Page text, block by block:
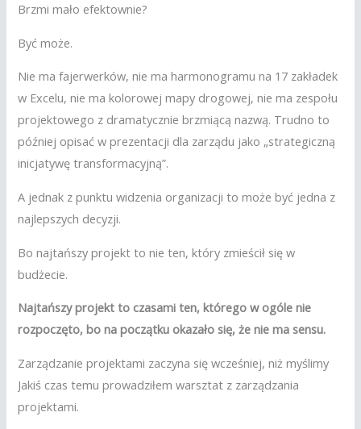
Brzmi mało efektownie?
Być może.
Nie ma fajerwerków, nie ma harmonogramu na 17 zakładek
w Excelu, nie ma kolorowej mapy drogowej, nie ma zespołu
projektowego z dramatycznie brzmiącą nazwą. Trudno to
później opisać w prezentacji dla zarządu jako „strategiczną
inicjatywę transformacyjną”.
A jednak z punktu widzenia organizacji to może być jedna z
najlepszych decyzji.
Bo najtańszy projekt to nie ten, który zmieścił się w
budżecie.
Najtańszy projekt to czasami ten, którego w ogóle nie
rozpoczęto, bo na początku okazało się, że nie ma sensu.
Zarządzanie projektami zaczyna się wcześniej, niż myślimy
Jakiś czas temu prowadziłem warsztat z zarządzania
projektami.